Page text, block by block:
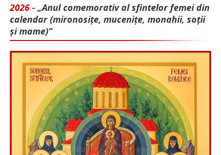
2026 - „Anul comemorativ al sfintelor femei din
calendar (mironosițe, mu­cenițe, monahii, soții
și mame)”